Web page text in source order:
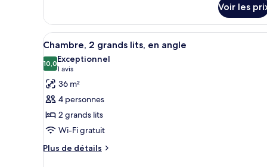
grand
lit,
en
angle
le
type
de
chambre
Chambre,
très
grand
en
angle
Voir les
Afficher
toutes
les
photos
pour
ce
type
de
chambre :
Une chambre d’hôtel avec
5
Chambre, 2 grands lits, en angle
10,010,0 sur 10
Exceptionnel
1 avis
(1 avis)
36 m²
4 personnes
2 grands lits
Wi-Fi gratuit
Plus de détails
Plus